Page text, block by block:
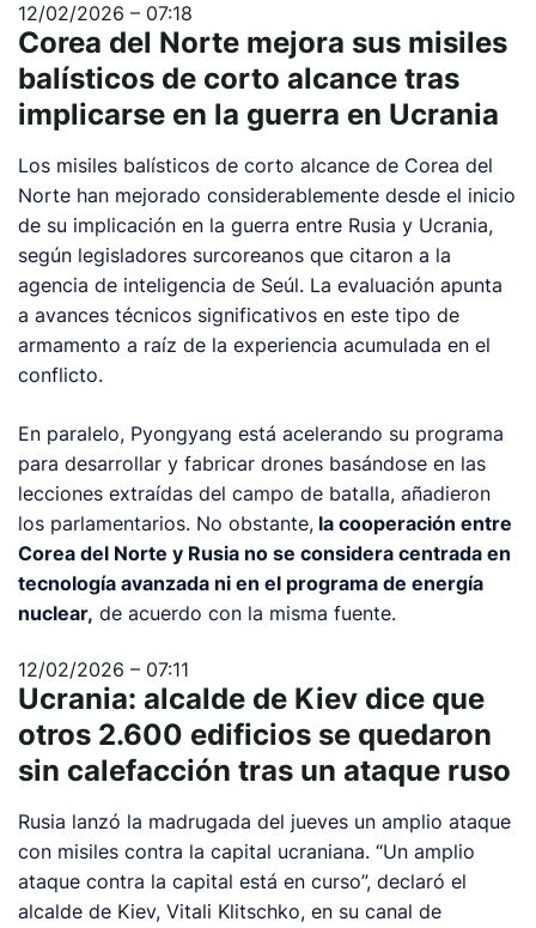
12/02/2026 – 07:18
Corea del Norte mejora sus misiles
balísticos de corto alcance tras
implicarse en la guerra en Ucrania
Los misiles balísticos de corto alcance de Corea del
Norte han mejorado considerablemente desde el inicio
de su implicación en la guerra entre Rusia y Ucrania,
según legisladores surcoreanos que citaron a la
agencia de inteligencia de Seúl. La evaluación apunta
a avances técnicos significativos en este tipo de
armamento a raíz de la experiencia acumulada en el
conflicto.
En paralelo, Pyongyang está acelerando su programa
para desarrollar y fabricar drones basándose en las
lecciones extraídas del campo de batalla, añadieron
los parlamentarios. No obstante, la cooperación entre
Corea del Norte y Rusia no se considera centrada en
tecnología avanzada ni en el programa de energía
nuclear, de acuerdo con la misma fuente.
12/02/2026 – 07:11
Ucrania: alcalde de Kiev dice que
otros 2.600 edificios se quedaron
sin calefacción tras un ataque ruso
Rusia lanzó la madrugada del jueves un amplio ataque
con misiles contra la capital ucraniana. “Un amplio
ataque contra la capital está en curso”, declaró el
alcalde de Kiev, Vitali Klitschko, en su canal de